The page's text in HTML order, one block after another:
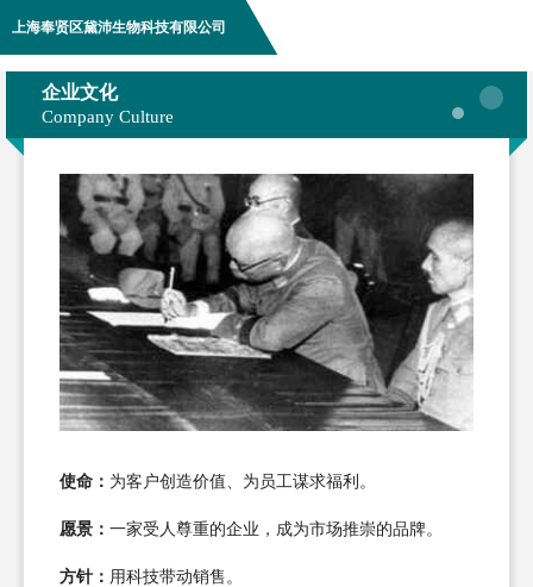
上海奉贤区黛沛生物科技有限公司
企业文化
Company Culture
使命： 为客户创造价值、为员工谋求福利。
愿景： 一家受人尊重的企业，成为市场推崇的品牌。
方针： 用科技带动销售。